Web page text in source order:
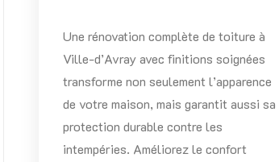
Une rénovation complète de toiture à
Ville-d’Avray avec finitions soignées
transforme non seulement l’apparence
de votre maison, mais garantit aussi sa
protection durable contre les
intempéries. Améliorez le confort